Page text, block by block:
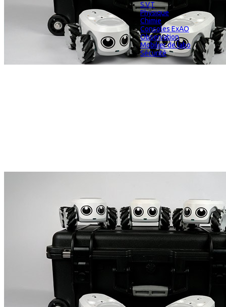
S.V.T
Physique
Chimie
Consoles ExAO
Observation
Mobilier de labo
Sécurité